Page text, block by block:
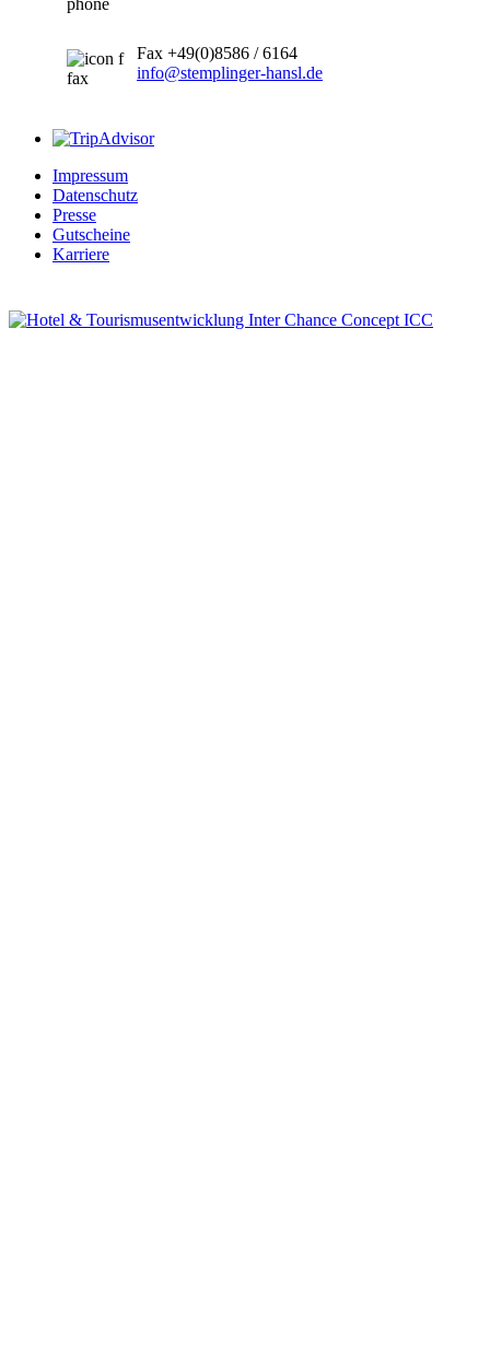
Fax +49(0)8586 / 6164
info@stemplinger-hansl.de
Impressum
Datenschutz
Presse
Gutscheine
Karriere